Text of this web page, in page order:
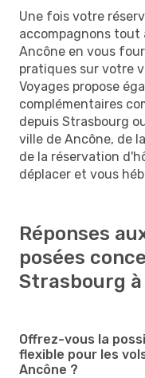
Une fois votre
accompagnons tout
Ancône en vous
pratiques sur votre
Voyages propose
complémentaires
depuis Strasbourg
ville de Ancône, de
de la réservation
déplacer et vous
Réponses
posées
Strasbourg à
Offrez-vous la
flexible pour les
Ancône ?